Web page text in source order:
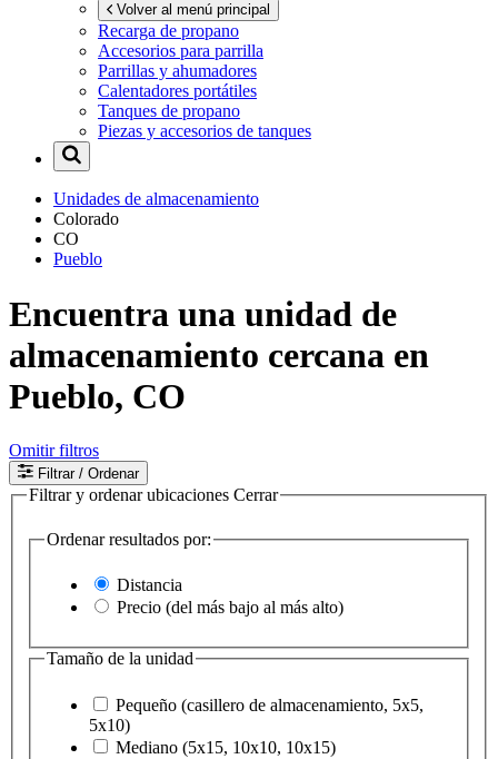
Volver al menú principal
Recarga de propano
Accesorios para parrilla
Parrillas y ahumadores
Calentadores portátiles
Tanques de propano
Piezas y accesorios de tanques
Unidades de almacenamiento
Colorado
CO
Pueblo
Encuentra una unidad de
almacenamiento cercana en
Pueblo, CO
Omitir filtros
Filtrar / Ordenar
Filtrar y ordenar ubicaciones Cerrar
Ordenar resultados por:
Distancia
Precio (del más bajo al más alto)
Tamaño de la unidad
Pequeño (casillero de almacenamiento, 5x5,
5x10)
Mediano (5x15, 10x10, 10x15)